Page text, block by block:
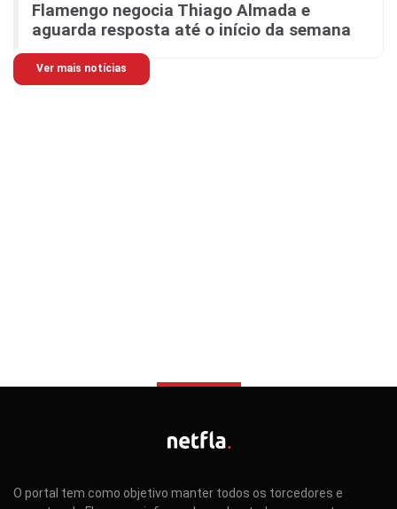
Flamengo negocia Thiago Almada e
aguarda resposta até o início da semana
Ver mais notícias
O portal tem como objetivo manter todos os torcedores e